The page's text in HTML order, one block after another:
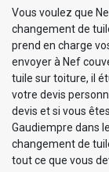
Vous voulez que
changement de
prend en charge
envoyer à Nef
tuile sur toiture, il
votre devis
devis et si vous
Gaudiempre dans
changement de
tout ce que vous